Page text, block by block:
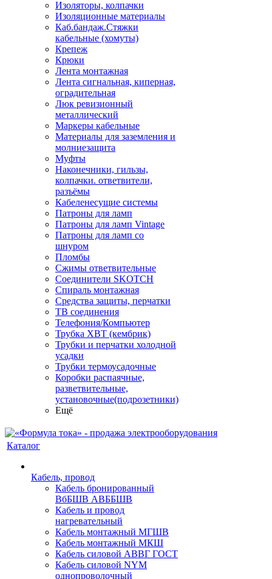
Изоляторы, колпачки
Изоляционные материалы
Каб.бандаж.Стяжки
кабельные (хомуты)
Крепеж
Крюки
Лента монтажная
Лента сигнальная, киперная,
оградительная
Люк ревизионный
металлический
Маркеры кабельные
Материалы для заземления и
молниезащита
Муфты
Наконечники, гильзы,
колпачки. ответвители,
разъёмы
Кабеленесущие системы
Патроны для ламп
Патроны для ламп Vintage
Патроны для ламп со
шнуром
Пломбы
Сжимы ответвительные
Соединители SKOTCH
Спираль монтажная
Средства защиты, перчатки
ТВ соединения
Телефония/Компьютер
Трубка ХВТ (кембрик)
Трубки и перчатки холодной
усадки
Трубки термоусадочные
Коробки распаячные,
разветвительные,
установочные(подрозетники)
Ещё
Каталог
Кабель, провод
Кабель бронированный
ВбБШВ АВББШВ
Кабель и провод
нагревательный
Кабель монтажный МГШВ
Кабель монтажный МКШ
Кабель силовой АВВГ ГОСТ
Кабель силовой NYM
однопроволочный